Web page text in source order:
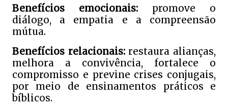
Benefícios emocionais: promove o
diálogo, a empatia e a compreensão
mútua.
Benefícios relacionais:restaura alianças,
melhora a convivência, fortalece o
compromisso e previne crises conjugais,
por meio de ensinamentos práticos e
bíblicos.